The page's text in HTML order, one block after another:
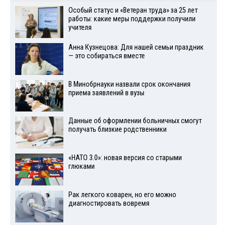
Особый статус и «Ветеран труда» за 25 лет
работы: какие меры поддержки получили
учителя
Анна Кузнецова: Для нашей семьи праздник
— это собираться вместе
В Минобрнауки назвали срок окончания
приема заявлений в вузы
Данные об оформлении больничных смогут
получать близкие родственники
«НАТО 3.0»: новая версия со старыми
глюками
Рак легкого коварен, но его можно
диагностировать вовремя